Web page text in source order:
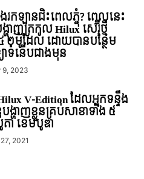
រកឡានជិះពេលភ្ជុំ? ពេលនេះ
ាញត្រកូល Hilux សេរ៊ីថ្មី
២ម៉ូដែល ដោយបានបន្ថែម
ាទំនើបជាងមុន
9, 2023
V-Edition ដែលអ្នកទន្ទឹង
ង្ហាញខ្លួនគ្រប់សាខាទាំង ៥
ខេមបូឌា
2021